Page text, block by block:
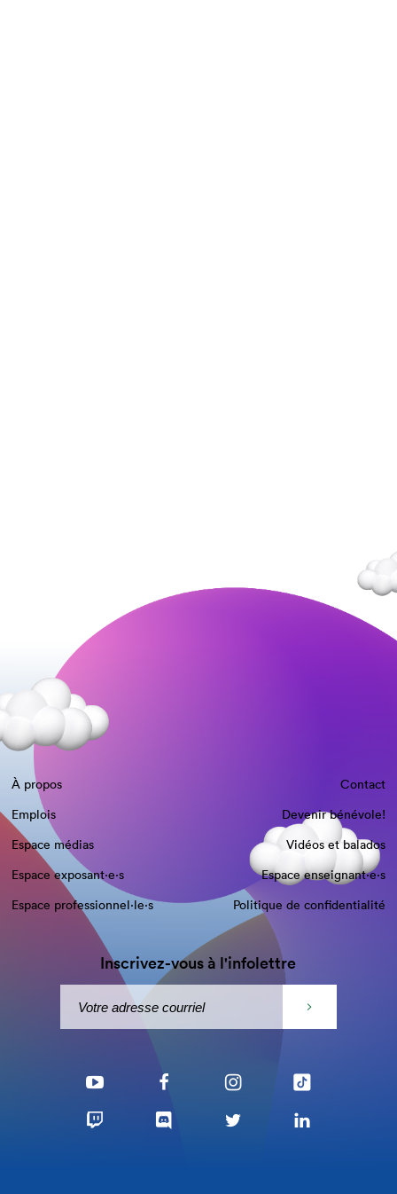
À propos
Contact
Emplois
Devenir bénévole!
Espace médias
Vidéos et balados
Espace exposant·e⋅s
Espace enseignant·e⋅s
Espace professionnel·le⋅s
Politique de confidentialité
Inscrivez-vous à l'infolettre